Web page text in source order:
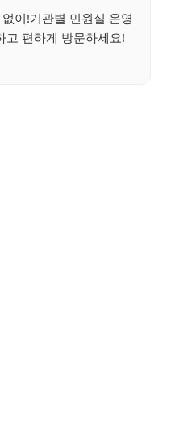
이!기관별 민원실 운영
고 편하게 방문하세요!